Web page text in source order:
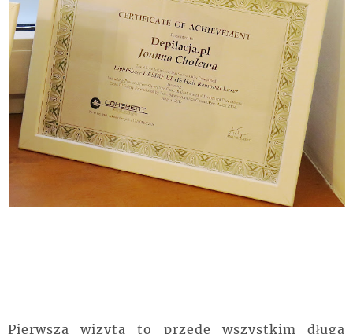
Pierwsza wizyta to przede wszystkim długa